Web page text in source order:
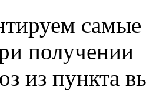
получении
из пункта